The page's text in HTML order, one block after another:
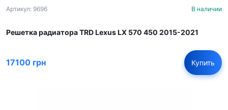
Артикул: 9696 В наличии
Решетка радиатора TRD Lexus LX 570 450 2015-2021
17100 грн Купить